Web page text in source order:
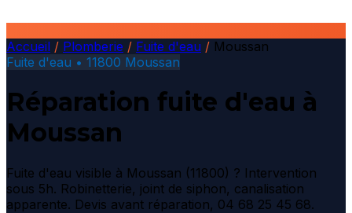
Accueil / Plomberie / Fuite d'eau / Moussan
Fuite d'eau • 11800 Moussan
Réparation fuite d'eau à
Moussan
Fuite d'eau visible à Moussan (11800) ? Intervention
sous 5h. Robinetterie, joint de siphon, canalisation
apparente. Devis avant réparation, 04 68 25 45 68.